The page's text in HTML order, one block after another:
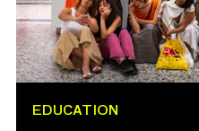
EDUCATION